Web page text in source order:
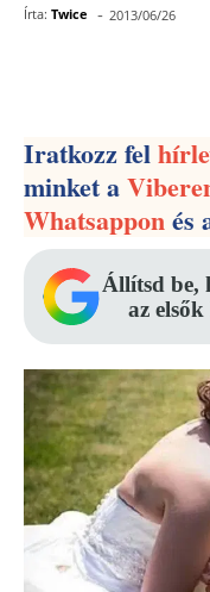
Írta: Twice - 2013/06/26
Iratkozz fel
minket a
Whatsapponés
Állítsd be,
az